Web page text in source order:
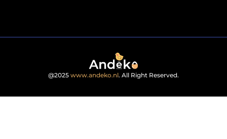
@2025 www.andeko.nl. All Right Reserved.